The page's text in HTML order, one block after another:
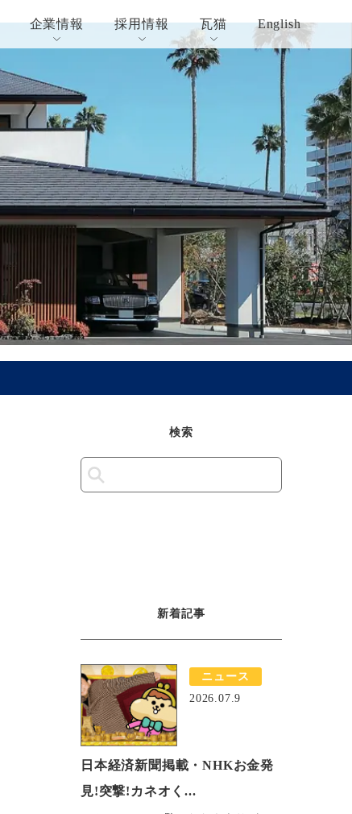
企業情報 採用情報 瓦猫 English
検索
新着記事
ニュース
2026.07.9
日本経済新聞掲載・NHKお金発
見!突撃!カネオく...